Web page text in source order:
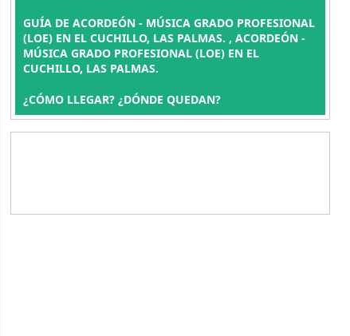
GUÍA DE ACORDEÓN - MÚSICA GRADO PROFESIONAL
(LOE) EN EL CUCHILLO, LAS PALMAS. , ACORDEÓN -
MÚSICA GRADO PROFESIONAL (LOE) EN EL
CUCHILLO, LAS PALMAS.
¿CÓMO LLEGAR? ¿DÓNDE QUEDAN?